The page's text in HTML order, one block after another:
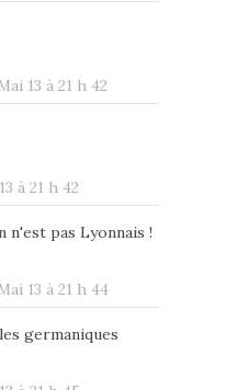
13 à 21 h 42
à 21 h 42
n'est pas Lyonnais !
13 à 21 h 44
germaniques